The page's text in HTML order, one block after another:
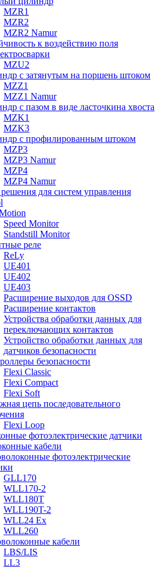
MZR1
MZR2
MZR2 Namur
к воздействию поля
MZU2
с затянутым на поршень штоком
MZZ1
MZZ1 Namur
с пазом в виде ласточкина хвоста
MZK1
MZK3
с профилированным штоком
MZP3
MZP3 Namur
MZP4
MZP4 Namur
для систем управления
Speed Monitor
Standstill Monitor
реле
ReLy
UE401
UE402
UE403
Расширение выходов для OSSD
Расширение контактов
Устройства обработки данных для
переключающих контактов
Устройство обработки данных для
датчиков безопасности
безопасности
Flexi Classic
Flexi Compact
Flexi Soft
цепь последовательного
Flexi Loop
фотоэлектрические датчики
кабели
фотоэлектрические
GLL170
WLL170-2
WLL180T
WLL190T-2
WLL24 Ex
WLL260
кабели
LBS/LIS
LL3